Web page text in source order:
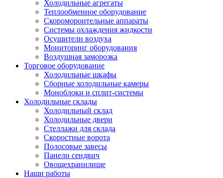
Холодильные агрегаты
Теплообменное оборудование
Скоромороительные аппараты
Системы охлаждения жидкости
Осушители воздуха
Мониторинг оборудования
Воздушная заморозка
Торговое оборудование
Холодильные шкафы
Сборные холодильные камеры
Моноблоки и сплит-системы
Холодильные склады
Холодильный склад
Холодильные двери
Стеллажи для склада
Скоростные ворота
Полосовые завесы
Панели сендвич
Овощехранилище
Наши работы